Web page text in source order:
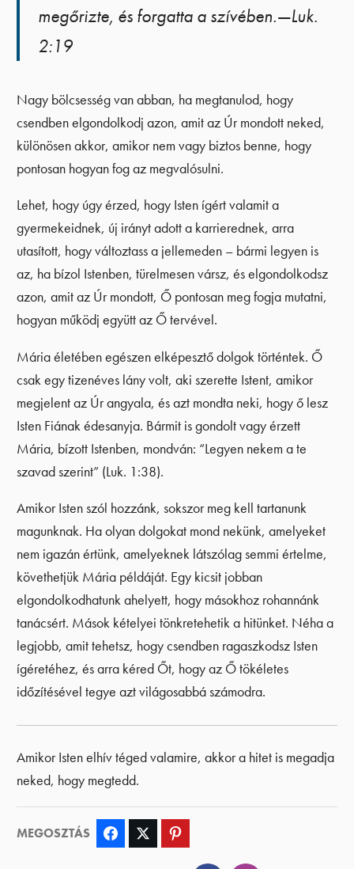
megőrizte, és forgatta a szívében.—Luk.
2:19
Nagy bölcsesség van abban, ha megtanulod, hogy
csendben elgondolkodj azon, amit az Úr mondott neked,
különösen akkor, amikor nem vagy biztos benne, hogy
pontosan hogyan fog az megvalósulni.
Lehet, hogy úgy érzed, hogy Isten ígért valamit a
gyermekeidnek, új irányt adott a karrierednek, arra
utasított, hogy változtass a jellemeden – bármi legyen is
az, ha bízol Istenben, türelmesen vársz, és elgondolkodsz
azon, amit az Úr mondott, Ő pontosan meg fogja mutatni,
hogyan működj együtt az Ő tervével.
Mária életében egészen elképesztő dolgok történtek. Ő
csak egy tizenéves lány volt, aki szerette Istent, amikor
megjelent az Úr angyala, és azt mondta neki, hogy ő lesz
Isten Fiának édesanyja. Bármit is gondolt vagy érzett
Mária, bízott Istenben, mondván: “Legyen nekem a te
szavad szerint” (Luk. 1:38).
Amikor Isten szól hozzánk, sokszor meg kell tartanunk
magunknak. Ha olyan dolgokat mond nekünk, amelyeket
nem igazán értünk, amelyeknek látszólag semmi értelme,
követhetjük Mária példáját. Egy kicsit jobban
elgondolkodhatunk ahelyett, hogy másokhoz rohannánk
tanácsért. Mások kételyei tönkretehetik a hitünket. Néha a
legjobb, amit tehetsz, hogy csendben ragaszkodsz Isten
ígéretéhez, és arra kéred Őt, hogy az Ő tökéletes
időzítésével tegye azt világosabbá számodra.
Amikor Isten elhív téged valamire, akkor a hitet is megadja
neked, hogy megtedd.
MEGOSZTÁS Facebook Twitter